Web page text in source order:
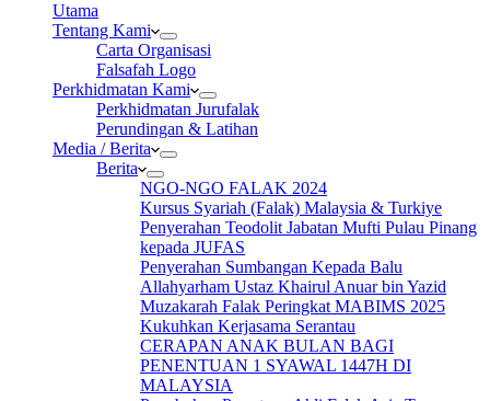
Utama
Tentang Kami
Carta Organisasi
Falsafah Logo
Perkhidmatan Kami
Perkhidmatan Jurufalak
Perundingan & Latihan
Media / Berita
Berita
NGO-NGO FALAK 2024
Kursus Syariah (Falak) Malaysia & Turkiye
Penyerahan Teodolit Jabatan Mufti Pulau Pinang
kepada JUFAS
Penyerahan Sumbangan Kepada Balu
Allahyarham Ustaz Khairul Anuar bin Yazid
Muzakarah Falak Peringkat MABIMS 2025
Kukuhkan Kerjasama Serantau
CERAPAN ANAK BULAN BAGI
PENENTUAN 1 SYAWAL 1447H DI
MALAYSIA